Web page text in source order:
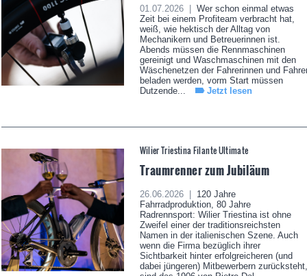
01.07.2026 |
Wer schon einmal etwas
Zeit bei einem Profiteam verbracht hat,
weiß, wie hektisch der Alltag von
Mechanikern und Betreuerinnen ist.
Abends müssen die Rennmaschinen
gereinigt und Waschmaschinen mit den
Wäschenetzen der Fahrerinnen und
beladen werden, vorm Start müssen
Dutzende...
Jetzt lesen
Wilier Triestina Filante Ultimate
Traumrenner zum Jubiläum
26.06.2026 |
120 Jahre
Fahrradproduktion, 80 Jahre
Radrennsport: Wilier Triestina ist ohne
Zweifel einer der traditionsreichsten
Namen in der italienischen Szene. Auch
wenn die Firma bezüglich ihrer
Sichtbarkeit hinter erfolgreicheren (und
dabei jüngeren) Mitbewerbern zurücksteht,